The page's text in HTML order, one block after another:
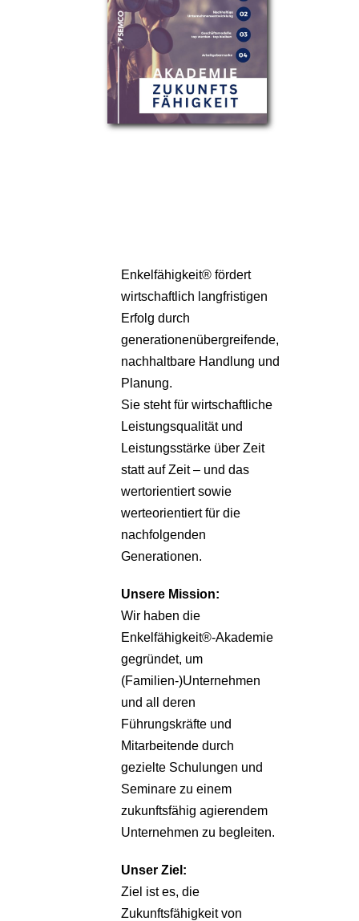
Partner
Über uns
Enkelfähigkeit® fördert
wirtschaftlich langfristigen
Erfolg durch
generationenübergreifende,
nachhaltbare Handlung und
Planung.
Sie steht für wirtschaftliche
Leistungsqualität und
Leistungsstärke über Zeit
statt auf Zeit – und das
wertorientiert sowie
werteorientiert für die
nachfolgenden
Generationen.
Unsere Mission:
Wir haben die
Enkelfähigkeit®-Akademie
gegründet, um
(Familien-)Unternehmen
und all deren
Führungskräfte und
Mitarbeitende durch
gezielte Schulungen und
Seminare zu einem
zukunftsfähig agierendem
Unternehmen zu begleiten.
Unser Ziel:
Ziel ist es, die
Zukunftsfähigkeit von